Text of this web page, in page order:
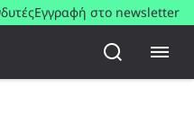
Εγγραφή στο newsletter